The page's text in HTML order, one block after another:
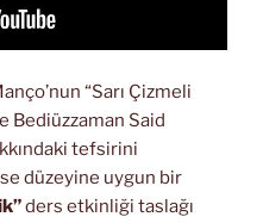
“Sarı Çizmeli
Bediüzzaman Said
tefsirini
düzeyine uygun bir
ders etkinliği taslağı